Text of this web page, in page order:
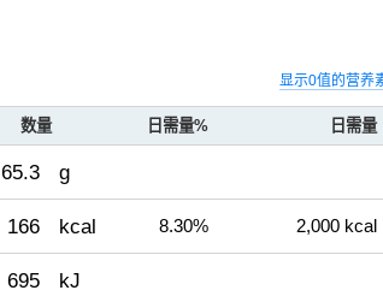
显示0值的营养
数量 日需量% 日需量
65.3 g
166 kcal 8.30% 2,000 kcal
695 kJ